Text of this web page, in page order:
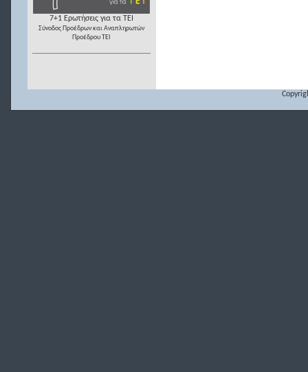
7+1 Ερωτήσεις για τα ΤΕΙ
Σύνοδος Προέδρων και Αναπληρωτών
Προέδρου ΤΕΙ